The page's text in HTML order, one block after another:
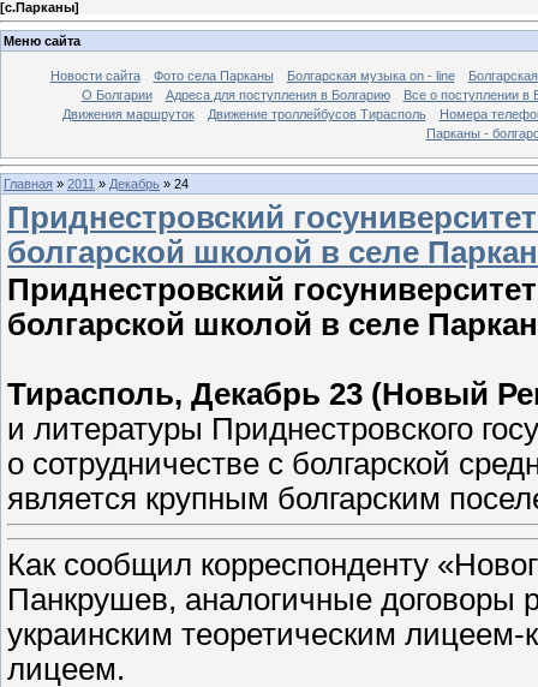
[с.Парканы]
Меню сайта
Новости сайта Фото села Парканы Болгарская музыка on - line
О Болгарии
Адреса для поступления в Болгарию
Все о поступлении в
Движения маршруток
Движение троллейбусов Тирасполь
Номера
Парканы -
Главная » 2011 » Декабрь » 24
Приднестровский
болгарской школой в селе
Приднестровский
болгарской школой в селе
Тирасполь, Декабрь 23 (Новый
и литературы Приднестровского
о сотрудничестве с болгарской
является крупным болгарским
Как сообщил корреспонденту
Панкрушев, аналогичные договоры
украинским теоретическим
лицеем.